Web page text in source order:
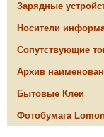
Зарядные
Носители
Сопутствующие
Архив
Бытовые Клеи
Фотобумага